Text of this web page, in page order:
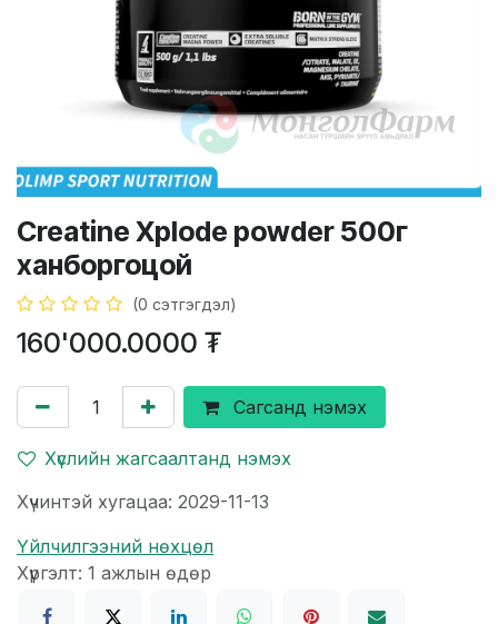
Creatine Xplode powder 500г
ханборгоцой
(0 сэтгэгдэл)
160'000.0000 ₮
Сагсанд нэмэх
Хүслийн жагсаалтанд нэмэх
Хүчинтэй хугацаа: 2029-11-13
Үйлчилгээний нөхцөл
Хүргэлт: 1 ажлын өдөр